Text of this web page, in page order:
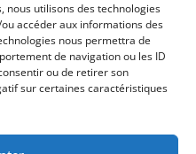
nous utilisons des technologies
accéder aux informations des
nous permettra de
de navigation ou les ID
ou de retirer son
sur certaines caractéristiques
52